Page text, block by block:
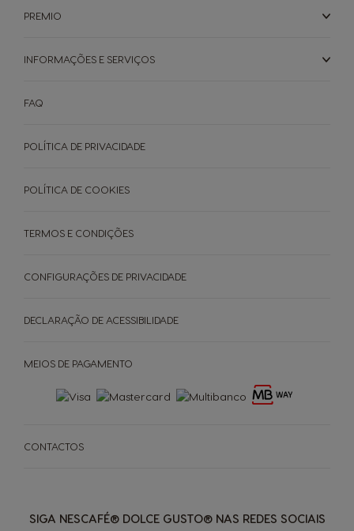
BEBIDAS
MÁQUINAS
PREMIO
INFORMAÇÕES E SERVIÇOS
SIGA NESCAFÉ® DOLCE GUSTO® NAS REDES SOCIAIS
MEIOS DE PAGAMENTO
CONTACTOS
FAQ
POLÍTICA DE PRIVACIDADE
POLÍTICA DE COOKIES
TERMOS E CONDIÇÕES
CONFIGURAÇÕES DE PRIVACIDADE
DECLARAÇÃO DE ACESSIBILIDADE